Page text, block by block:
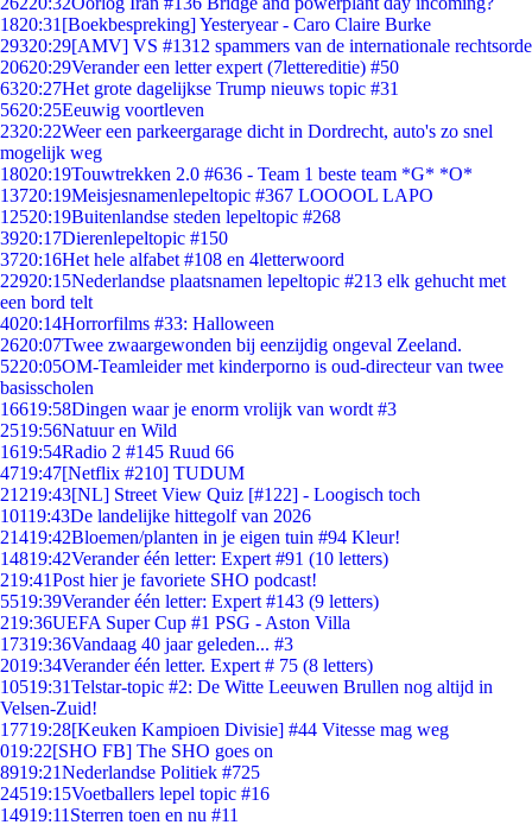
1820:31 [Boekbespreking] Yesteryear - Caro Claire Burke
29320:29[AMV] VS #1312 spammers van de internationale rechtsorde
20620:29Verander een letter expert (7lettereditie) #50
6320:27Het grote dagelijkse Trump nieuws topic #31
5620:25Eeuwig voortleven
2320:22Weer een parkeergarage dicht in Dordrecht, auto's zo snel
mogelijk weg
18020:19Touwtrekken 2.0 #636 - Team 1 beste team *G* *O*
13720:19Meisjesnamenlepeltopic #367 LOOOOL LAPO
12520:19Buitenlandse steden lepeltopic #268
3920:17Dierenlepeltopic #150
3720:16Het hele alfabet #108 en 4letterwoord
22920:15Nederlandse plaatsnamen lepeltopic #213 elk gehucht met
een bord telt
4020:14Horrorfilms #33: Halloween
2620:07Twee zwaargewonden bij eenzijdig ongeval Zeeland.
5220:05OM-Teamleider met kinderporno is oud-directeur van twee
basisscholen
16619:58Dingen waar je enorm vrolijk van wordt #3
2519:56Natuur en Wild
1619:54Radio 2 #145 Ruud 66
4719:47[Netflix #210] TUDUM
21219:43[NL] Street View Quiz [#122] - Loogisch toch
10119:43De landelijke hittegolf van 2026
21419:42Bloemen/planten in je eigen tuin #94 Kleur!
14819:42Verander één letter: Expert #91 (10 letters)
219:41Post hier je favoriete SHO podcast!
5519:39Verander één letter: Expert #143 (9 letters)
219:36UEFA Super Cup #1 PSG - Aston Villa
17319:36Vandaag 40 jaar geleden... #3
2019:34Verander één letter. Expert # 75 (8 letters)
10519:31Telstar-topic #2: De Witte Leeuwen Brullen nog altijd in
Velsen-Zuid!
17719:28[Keuken Kampioen Divisie] #44 Vitesse mag weg
019:22[SHO FB] The SHO goes on
8919:21Nederlandse Politiek #725
24519:15Voetballers lepel topic #16
14919:11 Sterren toen en nu #11